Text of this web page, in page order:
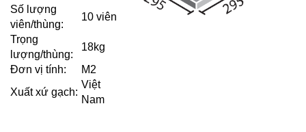
Số lượng
viên/thùng:
10 viên
Trọng
lượng/thùng:
18kg
Đơn vị tính:
M2
Xuất xứ gạch:
Việt
Nam